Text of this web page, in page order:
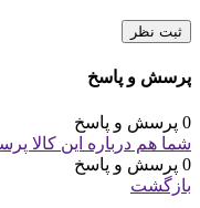
ثبت نظر
پرسش و پاسخ
0 پرسش و پاسخ
شما هم درباره این کالا
0 پرسش و پاسخ
بازگشت